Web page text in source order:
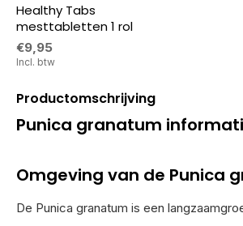
Healthy Tabs
mesttabletten 1 rol
€9,95
Incl. btw
Productomschrijving
Punica granatum
Omgeving van de Punica
De Punica granatum is een